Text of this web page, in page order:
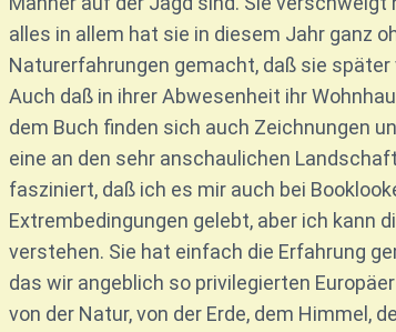
alles in allem hat sie in diesem Jahr ganz
Naturerfahrungen gemacht, daß sie
Auch daß in ihrer Abwesenheit ihr
dem Buch finden sich auch Zeichnungen
eine an den sehr anschaulichen
fasziniert, daß ich es mir auch bei
Extrembedingungen gelebt, aber ich kann
verstehen. Sie hat einfach die Erfahrung
das wir angeblich so privilegierten
von der Natur, von der Erde, dem Himmel,